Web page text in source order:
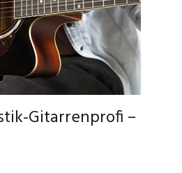
Gitarrenprofi –